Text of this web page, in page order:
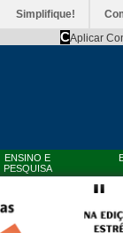
Simplifique!
CAplicar
ENSINO E
PESQUISA